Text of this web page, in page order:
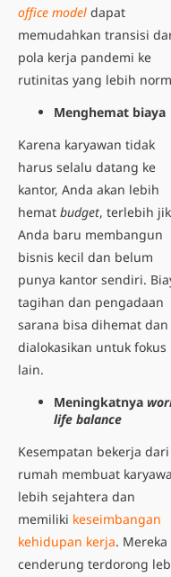
office model dapat
memudahkan transisi
pola kerja pandemi ke
rutinitas yang lebih
Menghemat biaya
Karena karyawan tidak
harus selalu datang ke
kantor, Anda akan lebih
hemat budget, terlebih
Anda baru membangun
bisnis kecil dan belum
punya kantor sendiri.
tagihan dan pengadaan
sarana bisa dihemat dan
dialokasikan untuk fokus
lain.
Meningkatnya
life balance
Kesempatan bekerja dari
rumah membuat
lebih sejahtera dan
memiliki keseimbangan
kehidupan kerja. Mereka
cenderung terdorong